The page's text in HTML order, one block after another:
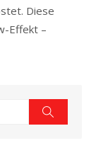
Diese
Effekt –